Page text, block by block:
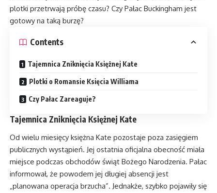
plotki przetrwają próbę czasu? Czy Pałac Buckingham jest
gotowy na taką burzę?
Contents
Tajemnica Zniknięcia Księżnej Kate
Plotki o Romansie Księcia Williama
Czy Pałac Zareaguje?
Tajemnica Zniknięcia Księżnej Kate
Od wielu miesięcy księżna Kate pozostaje poza zasięgiem
publicznych wystąpień. Jej ostatnia oficjalna obecność miała
miejsce podczas obchodów świąt Bożego Narodzenia. Pałac
informował, że powodem jej długiej absencji jest
„planowana operacja brzucha”. Jednakże, szybko pojawiły się